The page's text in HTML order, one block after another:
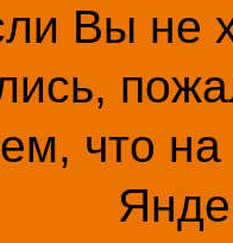
Вы не
что на